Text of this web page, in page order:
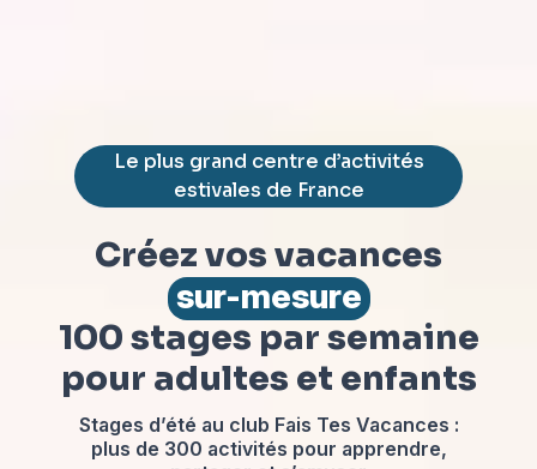
Le plus grand centre d’activités
estivales de France
Créez vos vacances
sur-mesure
100 stages par semaine
pour adultes et enfants
Stages d’été au club Fais Tes Vacances :
plus de 300 activités pour apprendre,